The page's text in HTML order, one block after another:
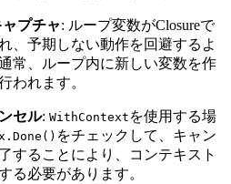
プチャ: ループ変数がClosureで
、予期しない動作を回避するよ
常、ループ内に新しい変数を作
われます。
セル: WithContext を使用する場
をチェックして、キャン
することにより、コンテキスト
る必要があります。